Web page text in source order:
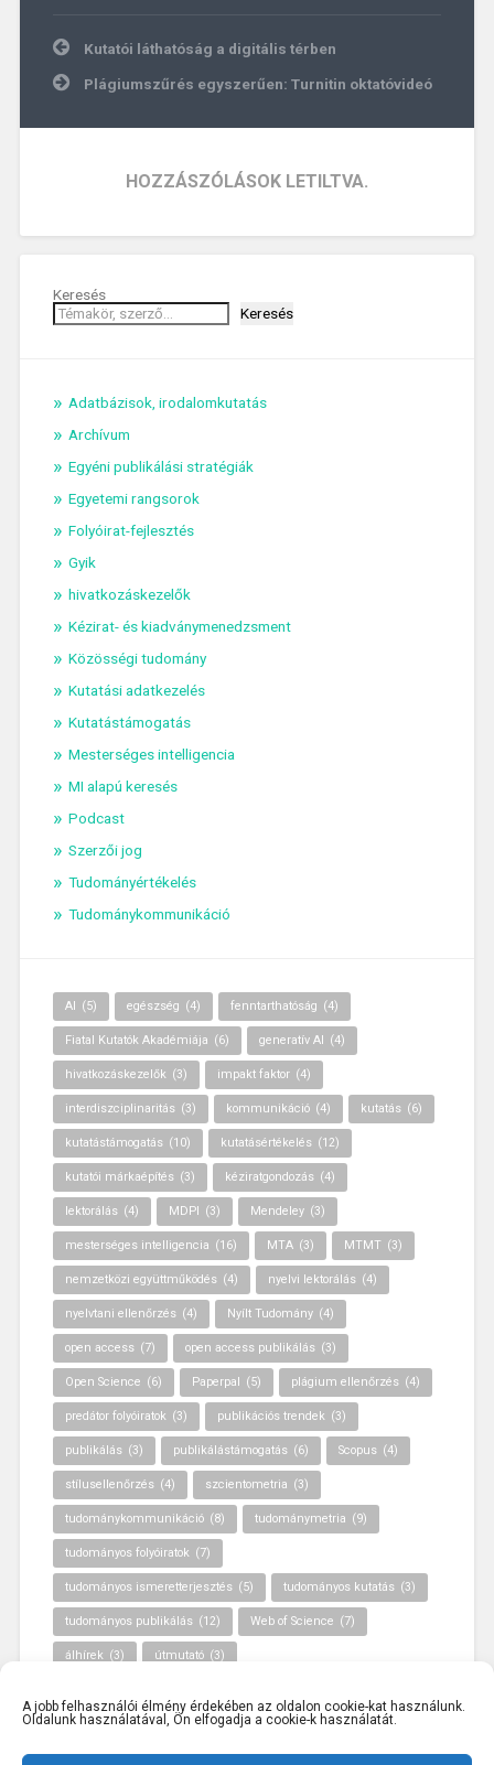
A jobb felhasználói élmény érdekében az oldalon cookie-kat használunk.
Oldalunk használatával, Ön elfogadja a cookie-k használatát.
Bejegyzés
navigáció
Kutatói láthatóság a digitális térben
Plágiumszűrés egyszerűen: Turnitin oktatóvideó
HOZZÁSZÓLÁSOK LETILTVA.
Keresés
Keresés
Adatbázisok, irodalomkutatás
Archívum
Egyéni publikálási stratégiák
Egyetemi rangsorok
Folyóirat-fejlesztés
Gyik
hivatkozáskezelők
Kézirat- és kiadványmenedzsment
Közösségi tudomány
Kutatási adatkezelés
Kutatástámogatás
Mesterséges intelligencia
MI alapú keresés
Podcast
Szerzői jog
Tudományértékelés
Tudománykommunikáció
AI (5) egészség (4) fenntarthatóság (4)
Fiatal Kutatók Akadémiája (6) generatív AI (4)
hivatkozáskezelők (3) impakt faktor (4)
interdiszciplinaritás (3) kommunikáció (4) kutatás (6)
kutatástámogatás (10) kutatásértékelés (12)
kutatói márkaépítés (3) kéziratgondozás (4)
lektorálás (4) MDPI (3) Mendeley (3)
mesterséges intelligencia (16) MTA (3) MTMT (3)
nemzetközi együttműködés (4) nyelvi lektorálás (4)
nyelvtani ellenőrzés (4) Nyílt Tudomány (4)
open access (7) open access publikálás (3)
Open Science (6) Paperpal (5) plágium ellenőrzés (4)
predátor folyóiratok (3) publikációs trendek (3)
publikálás (3) publikálástámogatás (6) Scopus (4)
stílusellenőrzés (4) szcientometria (3)
tudománykommunikáció (8) tudománymetria (9)
tudományos folyóiratok (7)
tudományos ismeretterjesztés (5) tudományos kutatás (3)
tudományos publikálás (12) Web of Science (7)
álhírek (3) útmutató (3)